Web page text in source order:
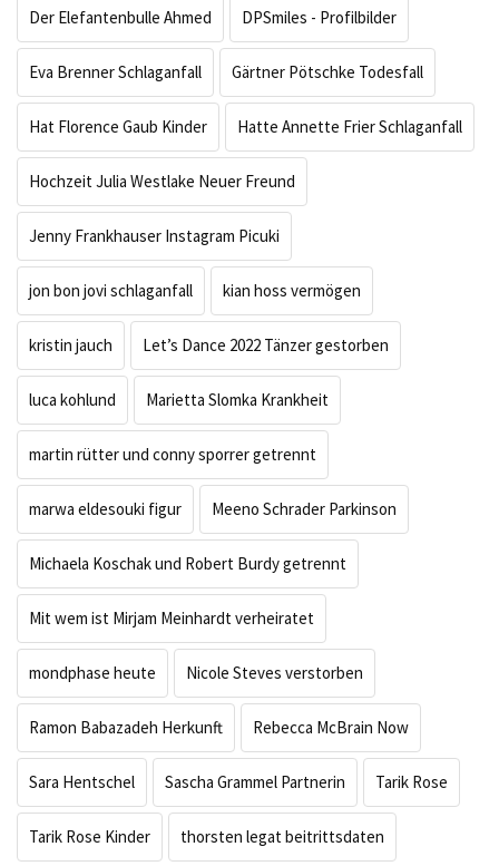
Der Elefantenbulle Ahmed DPSmiles - Profilbilder
Eva Brenner Schlaganfall Gärtner Pötschke Todesfall
Hat Florence Gaub Kinder Hatte Annette Frier Schlaganfall
Hochzeit Julia Westlake Neuer Freund
Jenny Frankhauser Instagram Picuki
jon bon jovi schlaganfall kian hoss vermögen
kristin jauch Let’s Dance 2022 Tänzer gestorben
luca kohlund Marietta Slomka Krankheit
martin rütter und conny sporrer getrennt
marwa eldesouki figur Meeno Schrader Parkinson
Michaela Koschak und Robert Burdy getrennt
Mit wem ist Mirjam Meinhardt verheiratet
mondphase heute Nicole Steves verstorben
Ramon Babazadeh Herkunft Rebecca McBrain Now
Sara Hentschel Sascha Grammel Partnerin Tarik Rose
Tarik Rose Kinder thorsten legat beitrittsdaten